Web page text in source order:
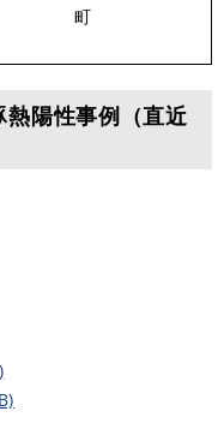
町
陽性事例（直近